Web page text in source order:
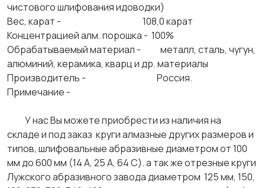
чистового шлифования идоводки)
Вес, карат - 108,0 карат
Концентрацией алм. порошка - 100%
Обрабатываемый материал - металл, сталь, чугун,
алюминий, керамика, кварц и др. материалы
Производитель - Россия.
Примечание -
У нас Вы можете приобрести из наличия на
складе и под заказ круги алмазные других размеров и
типов, шлифовальные абразивные диаметром от 100
мм до 600 мм (14 А, 25 А, 64 С). а так же отрезные круги
Лужского абразивного завода диаметром 125 мм, 150,